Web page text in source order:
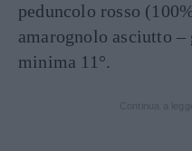
peduncolo rosso
amarognolo asciutto
minima 11°.